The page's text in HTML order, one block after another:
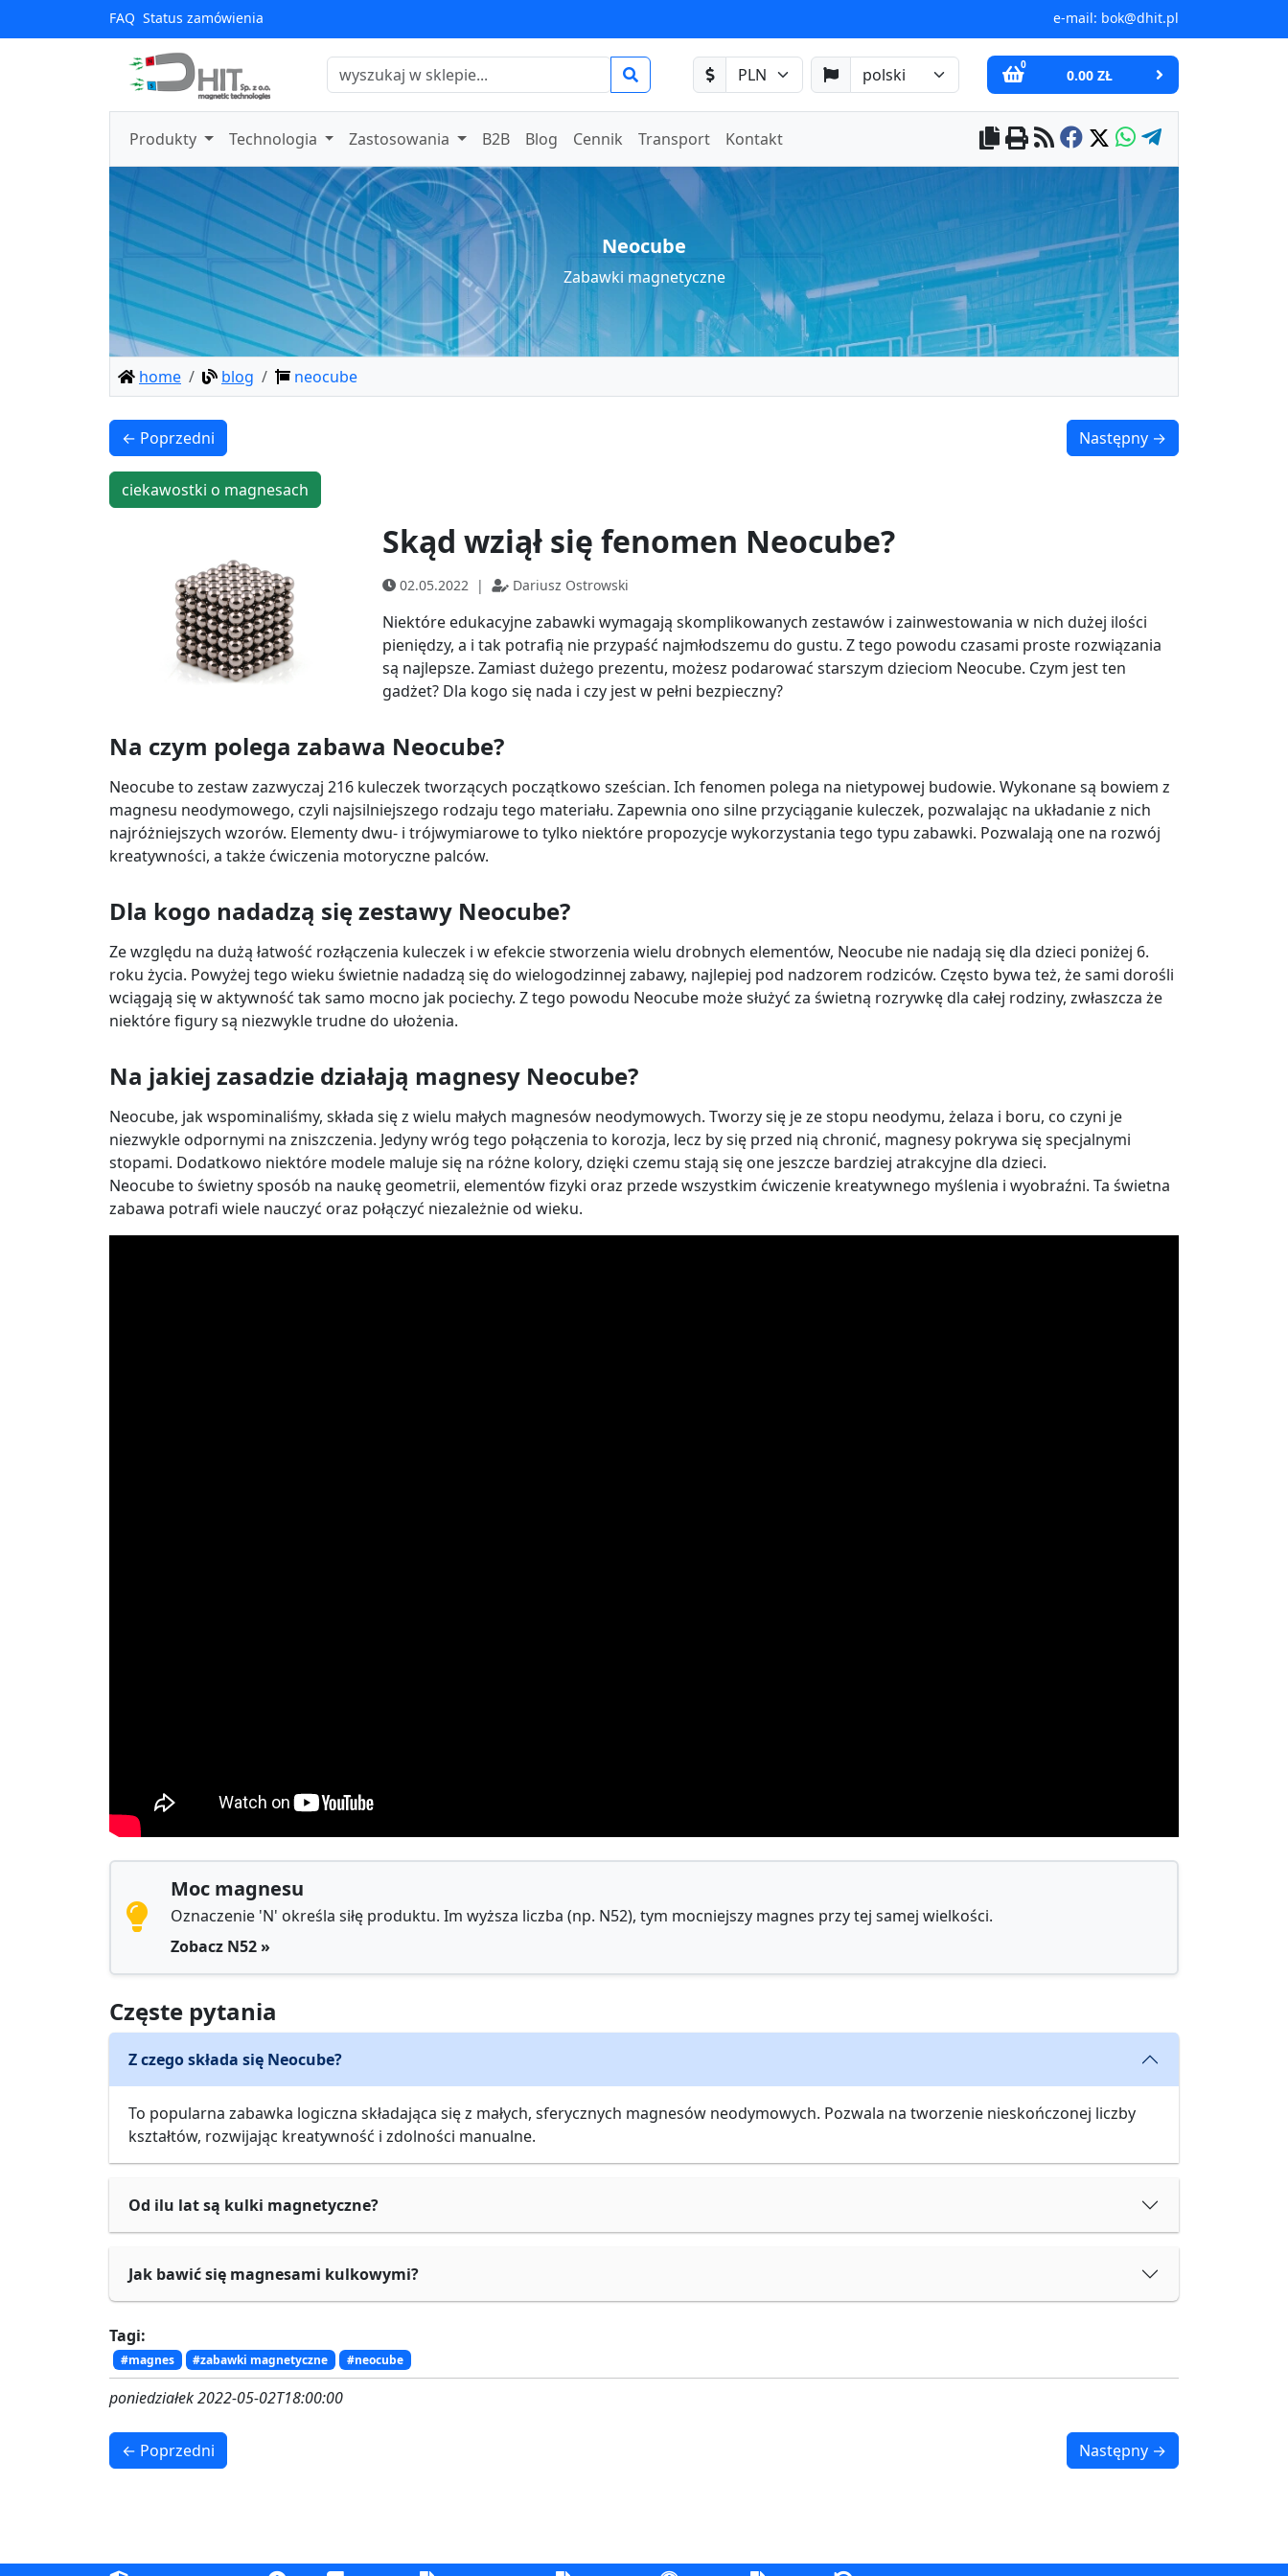
FAQ Status zamówienia e-mail: bok@dhit.pl
0
0.00 ZŁ
Produkty Technologia Zastosowania B2B Blog Cennik Transport Kontakt
Neocube
Zabawki magnetyczne
home blog neocube
← Poprzedni Następny →
ciekawostki o magnesach
Skąd wziął się fenomen Neocube?
02.05.2022 | Dariusz Ostrowski
Niektóre edukacyjne zabawki wymagają skomplikowanych zestawów i zainwestowania w nich dużej ilości
pieniędzy, a i tak potrafią nie przypaść najmłodszemu do gustu. Z tego powodu czasami proste rozwiązania
są najlepsze. Zamiast dużego prezentu, możesz podarować starszym dzieciom Neocube. Czym jest ten
gadżet? Dla kogo się nada i czy jest w pełni bezpieczny?
Na czym polega zabawa Neocube?
Neocube to zestaw zazwyczaj 216 kuleczek tworzących początkowo sześcian. Ich fenomen polega na nietypowej budowie. Wykonane są bowiem z
magnesu neodymowego, czyli najsilniejszego rodzaju tego materiału. Zapewnia ono silne przyciąganie kuleczek, pozwalając na układanie z nich
najróżniejszych wzorów. Elementy dwu- i trójwymiarowe to tylko niektóre propozycje wykorzystania tego typu zabawki. Pozwalają one na rozwój
kreatywności, a także ćwiczenia motoryczne palców.
Dla kogo nadadzą się zestawy Neocube?
Ze względu na dużą łatwość rozłączenia kuleczek i w efekcie stworzenia wielu drobnych elementów, Neocube nie nadają się dla dzieci poniżej 6.
roku życia. Powyżej tego wieku świetnie nadadzą się do wielogodzinnej zabawy, najlepiej pod nadzorem rodziców. Często bywa też, że sami dorośli
wciągają się w aktywność tak samo mocno jak pociechy. Z tego powodu Neocube może służyć za świetną rozrywkę dla całej rodziny, zwłaszcza że
niektóre figury są niezwykle trudne do ułożenia.
Na jakiej zasadzie działają magnesy Neocube?
Neocube, jak wspominaliśmy, składa się z wielu małych magnesów neodymowych. Tworzy się je ze stopu neodymu, żelaza i boru, co czyni je
niezwykle odpornymi na zniszczenia. Jedyny wróg tego połączenia to korozja, lecz by się przed nią chronić, magnesy pokrywa się specjalnymi
stopami. Dodatkowo niektóre modele maluje się na różne kolory, dzięki czemu stają się one jeszcze bardziej atrakcyjne dla dzieci.
Neocube to świetny sposób na naukę geometrii, elementów fizyki oraz przede wszystkim ćwiczenie kreatywnego myślenia i wyobraźni. Ta świetna
zabawa potrafi wiele nauczyć oraz połączyć niezależnie od wieku.
Moc magnesu
Oznaczenie 'N' określa siłę produktu. Im wyższa liczba (np. N52), tym mocniejszy magnes przy tej samej wielkości.
Zobacz N52 »
Częste pytania
Z czego składa się Neocube?
To popularna zabawka logiczna składająca się z małych, sferycznych magnesów neodymowych. Pozwala na tworzenie nieskończonej liczby
kształtów, rozwijając kreatywność i zdolności manualne.
Od ilu lat są kulki magnetyczne?
Jak bawić się magnesami kulkowymi?
Tagi:
#magnes #zabawki magnetyczne #neocube
poniedziałek 2022-05-02T18:00:00
← Poprzedni Następny →